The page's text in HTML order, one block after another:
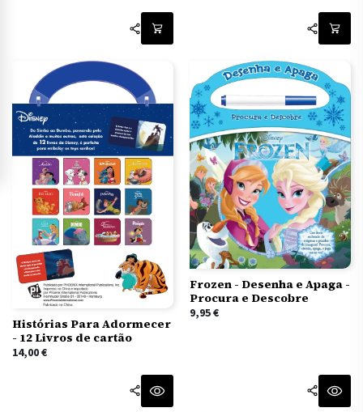
Histórias Para Adormecer
- 12 Livros de cartão
14,00€
Frozen - Desenha e Apaga -
Procura e Descobre
9,95€